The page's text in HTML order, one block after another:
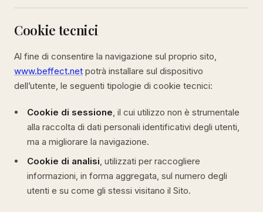
Cookie tecnici
Al fine di consentire la navigazione sul proprio sito,
www.beffect.net potrà installare sul dispositivo
dell’utente, le seguenti tipologie di cookie tecnici:
Cookie di sessione, il cui utilizzo non è strumentale
alla raccolta di dati personali identificativi degli utenti,
ma a migliorare la navigazione.
Cookie di analisi, utilizzati per raccogliere
informazioni, in forma aggregata, sul numero degli
utenti e su come gli stessi visitano il Sito.